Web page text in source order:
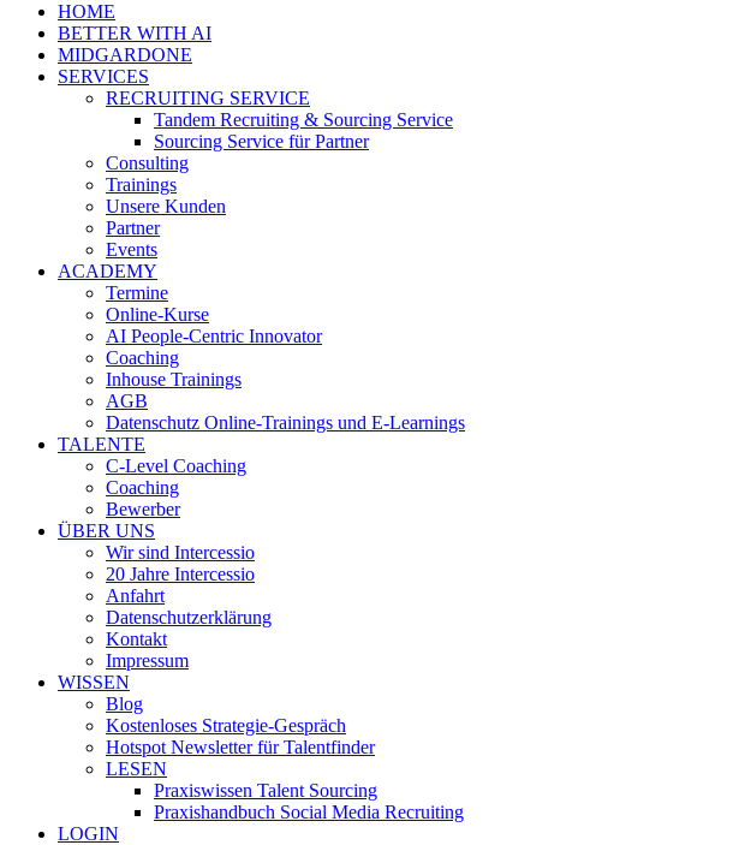
HOME
BETTER WITH AI
MIDGARDONE
SERVICES
RECRUITING SERVICE
Tandem Recruiting & Sourcing Service
Sourcing Service für Partner
Consulting
Trainings
Unsere Kunden
Partner
Events
ACADEMY
Termine
Online-Kurse
AI People-Centric Innovator
Coaching
Inhouse Trainings
AGB
Datenschutz Online-Trainings und E-Learnings
TALENTE
C-Level Coaching
Coaching
Bewerber
ÜBER UNS
Wir sind Intercessio
20 Jahre Intercessio
Anfahrt
Datenschutzerklärung
Kontakt
Impressum
WISSEN
Blog
Kostenloses Strategie-Gespräch
Hotspot Newsletter für Talentfinder
LESEN
Praxiswissen Talent Sourcing
Praxishandbuch Social Media Recruiting
LOGIN